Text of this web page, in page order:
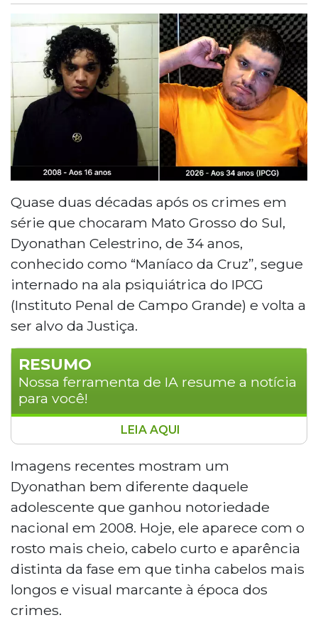
Quase duas décadas após os crimes em
série que chocaram Mato Grosso do Sul,
Dyonathan Celestrino, de 34 anos,
conhecido como “Maníaco da Cruz”, segue
internado na ala psiquiátrica do IPCG
(Instituto Penal de Campo Grande) e volta a
ser alvo da Justiça.
RESUMO
Nossa ferramenta de IA resume a notícia
para você!
O "Maníaco da Cruz", Dyonathan
Celestrino, de 34 anos, será interrogado
nesta terça-feira (28) por
videoconferência após resistir a agentes
prisionais em setembro de 2024, quando
arremessou urina contra um servidor.
Internado na ala psiquiátrica do IPCG, em
Campo Grande, ele ficou conhecido em
2008 ao matar três pessoas em Rio
Brilhante aos 16 anos e segue registrando
episódios de indisciplina na unidade.
LEIA AQUI
Imagens recentes mostram um
Dyonathan bem diferente daquele
adolescente que ganhou notoriedade
nacional em 2008. Hoje, ele aparece com o
rosto mais cheio, cabelo curto e aparência
distinta da fase em que tinha cabelos mais
longos e visual marcante à época dos
crimes.